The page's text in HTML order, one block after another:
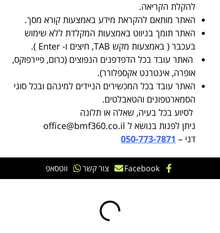
להקלת הקריאה.
האתר מותאם להקראת מידע באמצעות קורא מסך.
האתר תומך בניווט באמצעות המקלדת ללא שימוש
בעכבר ( באמצעות מקש TAB, חיצים ו- Enter ).
האתר עובד בכל הדפדפנים הנפוצים (כרום, פיירפוקס,
אופרה, אינטרנט אקספלורר).
האתר עובד בכל המכשירים הניידים למינהם ובכל סוגי
הסמארטפונים והטאבלטים.
לסיוע בכל בעיה, שאלה או תלונה
ניתן לפנות בנושא ל office@bmf360.co.il
דני – 050-773-7871
Facebook צור קשר ווטסאפ